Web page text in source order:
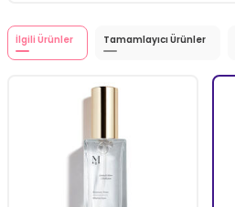
İlgili Ürünler Tamamlayıcı Ürünler